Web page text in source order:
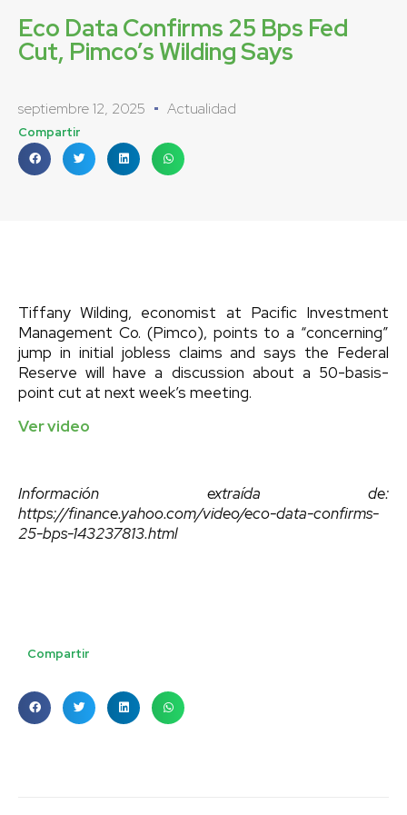
Eco Data Confirms 25 Bps Fed
Cut, Pimco’s Wilding Says
septiembre 12, 2025 Actualidad
Compartir
Tiffany Wilding, economist at Pacific Investment
Management Co. (Pimco), points to a “concerning”
jump in initial jobless claims and says the Federal
Reserve will have a discussion about a 50-basis-
point cut at next week’s meeting.
Ver video
Información extraída de:
https://finance.yahoo.com/video/eco-data-confirms-
25-bps-143237813.html
Compartir